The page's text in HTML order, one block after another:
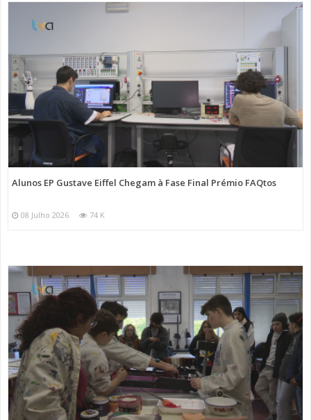
Alunos EP Gustave Eiffel Chegam à Fase Final Prémio FAQtos
08 Julho 2026 74 K